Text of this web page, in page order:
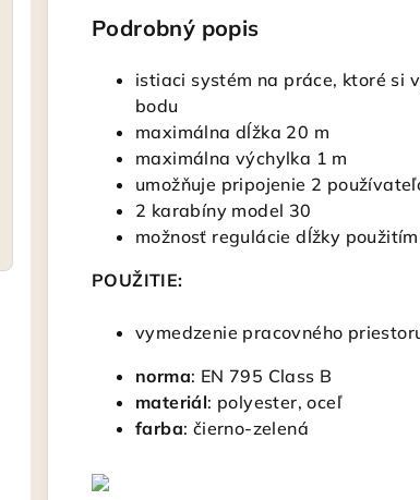
Podrobný popis
istiaci systém na práce, ktoré si
bodu
maximálna dĺžka 20 m
maximálna výchylka 1 m
umožňuje pripojenie 2
2 karabíny model 30
možnosť regulácie dĺžky
POUŽITIE:
vymedzenie pracovného
norma: EN 795 Class B
materiál: polyester, oceľ
farba: čierno-zelená